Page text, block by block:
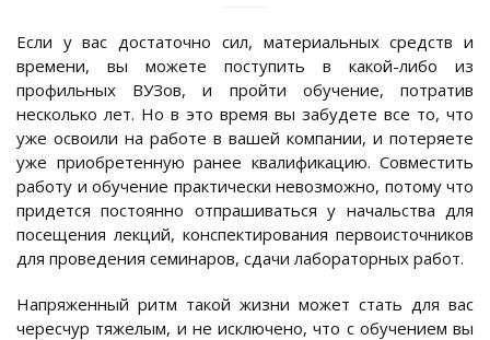
Если у вас достаточно сил, материальных средств и
времени, вы можете поступить в какой-либо из
профильных ВУЗов, и пройти обучение, потратив
несколько лет. Но в это время вы забудете все то, что
уже освоили на работе в вашей компании, и потеряете
уже приобретенную ранее квалификацию. Совместить
работу и обучение практически невозможно, потому что
придется постоянно отпрашиваться у начальства для
посещения лекций, конспектирования первоисточников
для проведения семинаров, сдачи лабораторных работ.
Напряженный ритм такой жизни может стать для вас
чересчур тяжелым, и не исключено, что с обучением вы